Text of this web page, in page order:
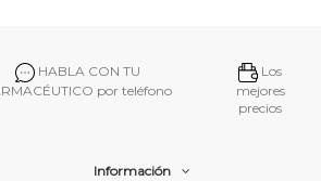
HABLA CON TU
por teléfono
Los
mejores
precios
Información